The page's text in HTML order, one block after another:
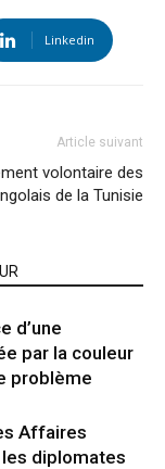
Linkedin
Article suivant
volontaire des
de la Tunisie
d’une
par la couleur
problème
Affaires
diplomates